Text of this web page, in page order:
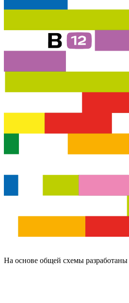
На основе общей схемы